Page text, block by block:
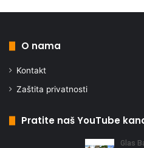
O nama
Kontakt
Zaštita privatnosti
Pratite naš YouTube